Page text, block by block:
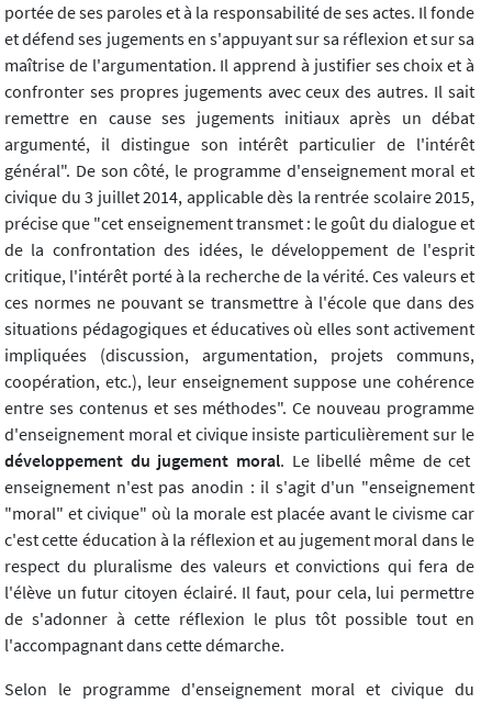
portée de ses paroles et à la responsabilité de ses actes. Il fonde
et défend ses jugements en s'appuyant sur sa réflexion et sur sa
maîtrise de l'argumentation. Il apprend à justifier ses choix et à
confronter ses propres jugements avec ceux des autres. Il sait
remettre en cause ses jugements initiaux après un débat
argumenté, il distingue son intérêt particulier de l'intérêt
général". De son côté, le programme d'enseignement moral et
civique du 3 juillet 2014, applicable dès la rentrée scolaire 2015,
précise que "cet enseignement transmet : le goût du dialogue et
de la confrontation des idées, le développement de l'esprit
critique, l'intérêt porté à la recherche de la vérité. Ces valeurs et
ces normes ne pouvant se transmettre à l'école que dans des
situations pédagogiques et éducatives où elles sont activement
impliquées (discussion, argumentation, projets communs,
coopération, etc.), leur enseignement suppose une cohérence
entre ses contenus et ses méthodes". Ce nouveau programme
d'enseignement moral et civique insiste particulièrement sur le
développement du jugement moral. Le libellé même de cet
enseignement n'est pas anodin : il s'agit d'un "enseignement
"moral" et civique" où la morale est placée avant le civisme car
c'est cette éducation à la réflexion et au jugement moral dans le
respect du pluralisme des valeurs et convictions qui fera de
l'élève un futur citoyen éclairé. Il faut, pour cela, lui permettre
de s'adonner à cette réflexion le plus tôt possible tout en
l'accompagnant dans cette démarche.
Selon le programme d'enseignement moral et civique du